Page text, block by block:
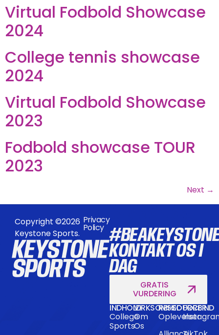
Virtual Fodbold Showcase
2024
College tennis showcase
2024
Virtual Fodbold Showcase
2023
Fodbold showcase TOUR
2023
Next →
KONTAKT OS I
DAG
GRATIS
VURDERING
INDHOLD
College
Sports
VIRKSOMHED
Om
Os
RESSOURCER
Oplevelser
FORBIND
Copyright ©2026
Keystone Sports.
Privacy
Policy